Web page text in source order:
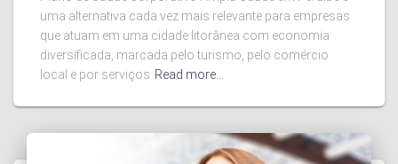
uma alternativa cada vez mais relevante para empresas
que atuam em uma cidade litorânea com economia
diversificada, marcada pelo turismo, pelo comércio
local e por serviços Read more…